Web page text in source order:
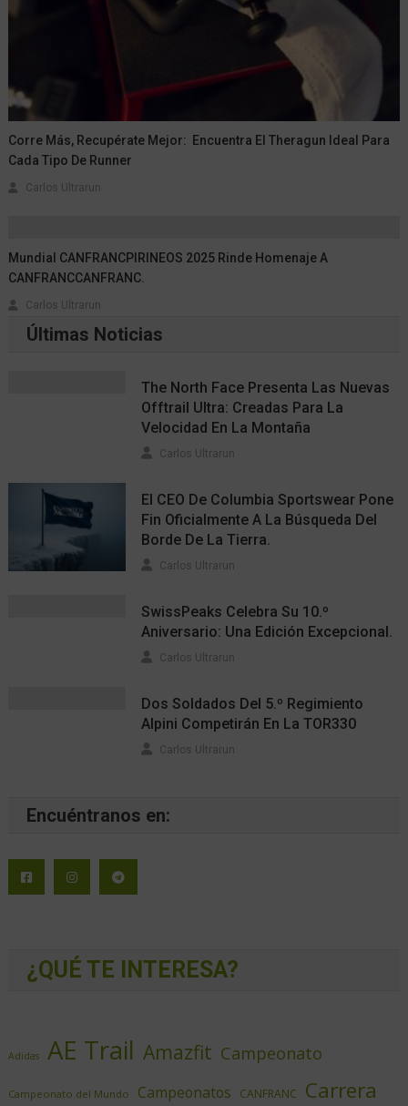
Corre Más, Recupérate Mejor: Encuentra El Theragun Ideal Para
Cada Tipo De Runner
Carlos Ultrarun
Mundial CANFRANCPIRINEOS 2025 Rinde Homenaje A
CANFRANCCANFRANC.
Carlos Ultrarun
Últimas Noticias
The North Face Presenta Las Nuevas
Offtrail Ultra: Creadas Para La
Velocidad En La Montaña
Carlos Ultrarun
El CEO De Columbia Sportswear Pone
Fin Oficialmente A La Búsqueda Del
Borde De La Tierra.
Carlos Ultrarun
SwissPeaks Celebra Su 10.º
Aniversario: Una Edición Excepcional.
Carlos Ultrarun
Dos Soldados Del 5.º Regimiento
Alpini Competirán En La TOR330
Carlos Ultrarun
Encuéntranos en:
¿QUÉ TE INTERESA?
Adidas AE Trail Amazfit Campeonato
Campeonato del Mundo Campeonatos CANFRANC
Carrera